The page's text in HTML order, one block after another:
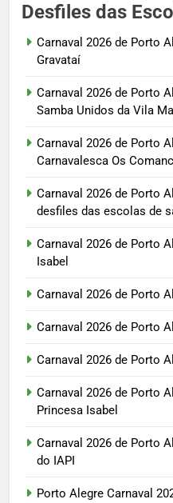
Desfiles das
Carnaval 2026 de Porto
Gravataí
Carnaval 2026 de Porto
Samba Unidos da Vila
Carnaval 2026 de Porto
Carnavalesca Os
Carnaval 2026 de Porto
desfiles das escolas de
Carnaval 2026 de Porto
Isabel
Carnaval 2026 de Porto
Carnaval 2026 de Porto
Carnaval 2026 de Porto
Carnaval 2026 de Porto
Princesa Isabel
Carnaval 2026 de Porto
do IAPI
Porto Alegre Carnaval